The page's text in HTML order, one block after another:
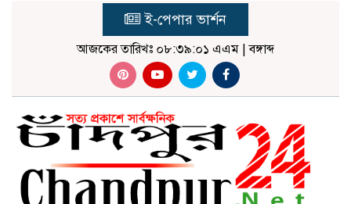
ই-পেপার ভার্শন
আজকের তারিখঃ ০৮:৩৯:০২ এএম |বঙ্গাব্দ